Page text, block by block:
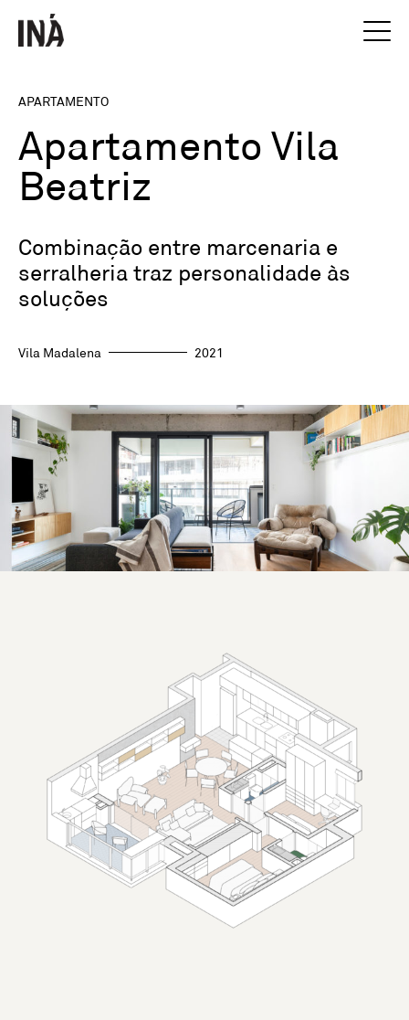
APARTAMENTO
Apartamento Vila
Beatriz
Combinação entre marcenaria e
serralheria traz personalidade às
soluções
Vila Madalena 2021